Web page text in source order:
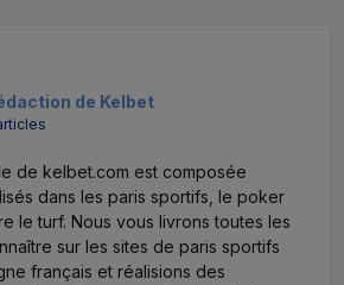
de Kelbet
de kelbet.com est composée
dans les paris sportifs, le poker
le turf. Nous vous livrons toutes les
sur les sites de paris sportifs
français et réalisions des